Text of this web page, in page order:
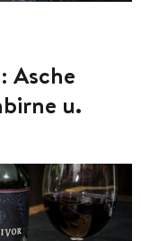
Asche
u.